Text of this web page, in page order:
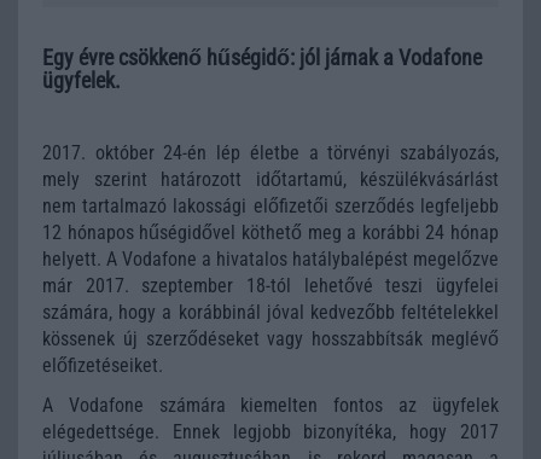
Egy évre csökkenő hűségidő: jól járnak a Vodafone
ügyfelek.
2017. október 24-én lép életbe a törvényi szabályozás,
mely szerint határozott időtartamú, készülékvásárlást
nem tartalmazó lakossági előfizetői szerződés legfeljebb
12 hónapos hűségidővel köthető meg a korábbi 24 hónap
helyett. A Vodafone a hivatalos hatálybalépést megelőzve
már 2017. szeptember 18-tól lehetővé teszi ügyfelei
számára, hogy a korábbinál jóval kedvezőbb feltételekkel
kössenek új szerződéseket vagy hosszabbítsák meglévő
előfizetéseiket.
A Vodafone számára kiemelten fontos az ügyfelek
elégedettsége. Ennek legjobb bizonyítéka, hogy 2017